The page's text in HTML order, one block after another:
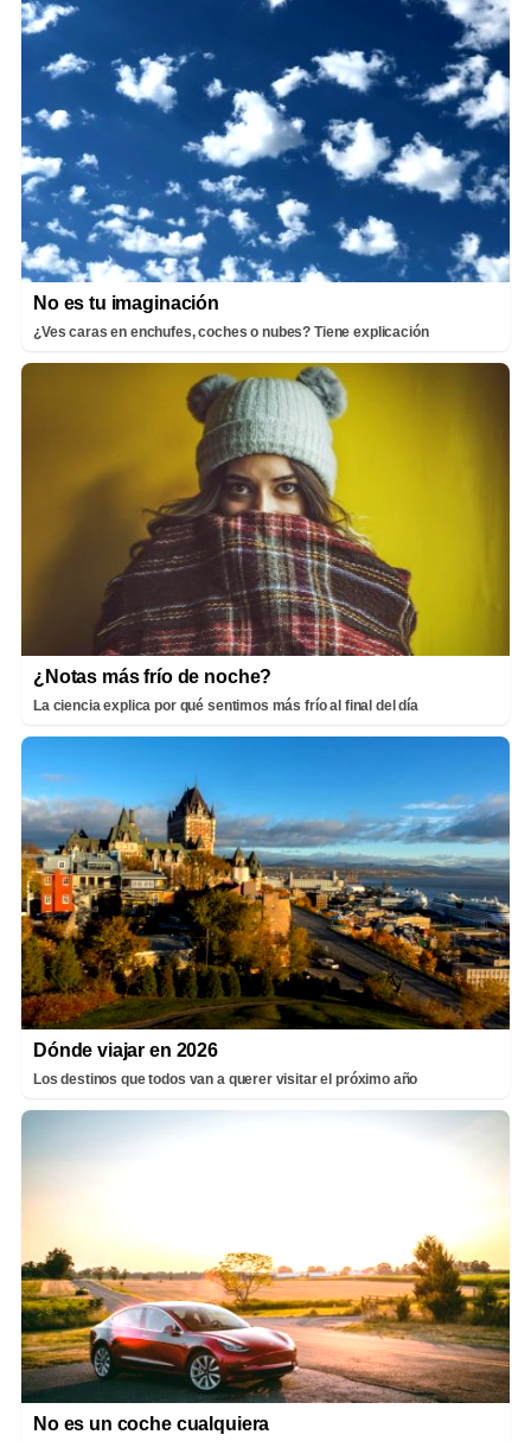
No es tu imaginación
¿Ves caras en enchufes, coches o nubes? Tiene explicación
¿Notas más frío de noche?
La ciencia explica por qué sentimos más frío al final del día
Dónde viajar en 2026
Los destinos que todos van a querer visitar el próximo año
No es un coche cualquiera